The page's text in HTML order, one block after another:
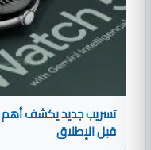
قبل الإطلاق